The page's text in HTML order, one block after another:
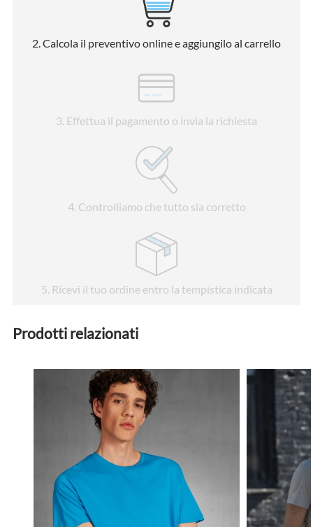
2. Calcola il preventivo online e aggiungilo al carrello
3. Effettua il pagamento o invia la richiesta
4. Controlliamo che tutto sia corretto
5. Ricevi il tuo ordine entro la tempistica indicata
Prodotti relazionati